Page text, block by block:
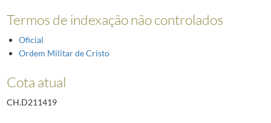
Termos de indexação não controlados
Oficial
Ordem Militar de Cristo
Cota atual
CH.D211419